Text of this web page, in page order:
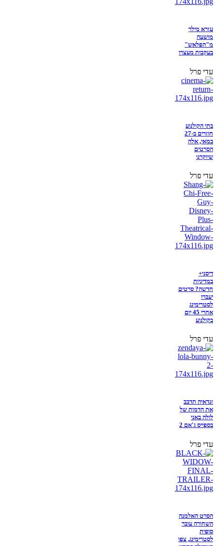
עזרא מילר
מושעה
מ"הפלאש"
בעקבות מעצרו
עדי פרל
בתי הקולנוע
חוזרים ב-27
במאי, אלה
הסרטים
שיוקרנו
עדי פרל
דיסני+
במדיניות
חדשה? סרטים
יעברו
לסטרימינג
אחרי 45 יום
בקולנוע
עדי פרל
זנדאיה תדבב
את הדמות של
לולה באני
בספייס ג'אם 2
עדי פרל
הסרט האלמנה
השחורה עובר
סופית
לסטרימינג, צפו